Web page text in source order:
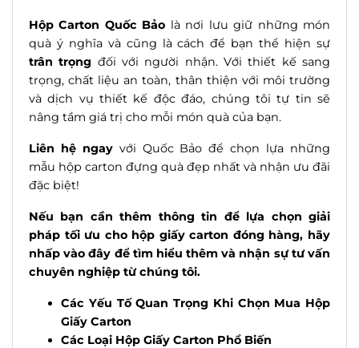
Hộp Carton Quốc Bảo là nơi lưu giữ những món
quà ý nghĩa và cũng là cách để bạn thể hiện sự
trân trọng đối với người nhận. Với thiết kế sang
trọng, chất liệu an toàn, thân thiện với môi trường
và dịch vụ thiết kế độc đáo, chúng tôi tự tin sẽ
nâng tầm giá trị cho mỗi món quà của bạn.
Liên hệ ngayvới Quốc Bảo để chọn lựa những
mẫu hộp carton đựng quà đẹp nhất và nhận ưu đãi
đặc biệt!
Nếu bạn cần thêm thông tin để lựa chọn giải
pháp tối ưu cho hộp giấy carton đóng hàng, hãy
nhấp vào đây để tìm hiểu thêm và nhận sự tư vấn
chuyên nghiệp từchúng tôi.
Các Yếu Tố Quan Trọng Khi Chọn Mua Hộp
Giấy Carton
Các Loại Hộp Giấy Carton Phổ Biến